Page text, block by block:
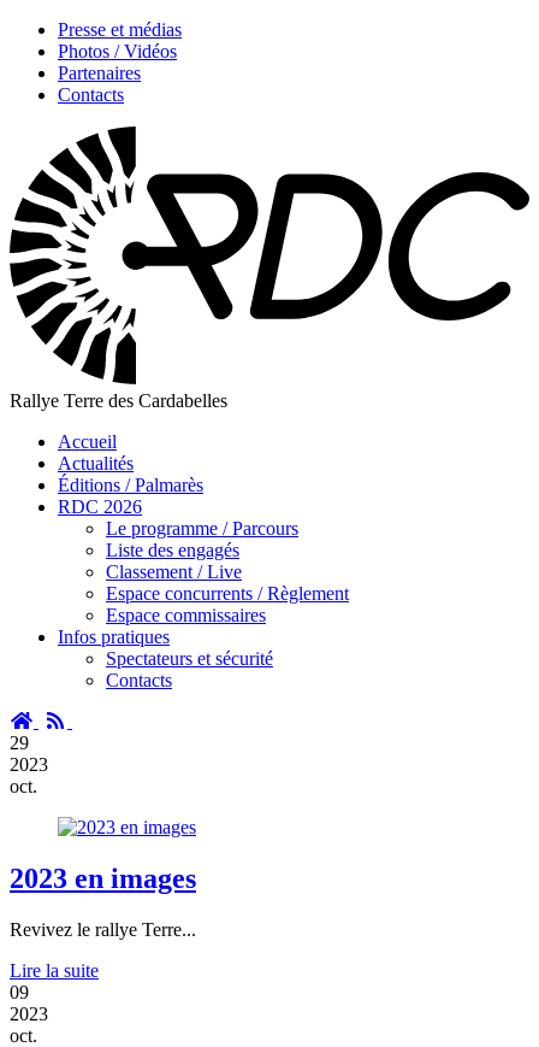
Presse et médias
Photos / Vidéos
Partenaires
Contacts
Rallye Terre des Cardabelles
Accueil
Actualités
Éditions / Palmarès
RDC 2026
Le programme / Parcours
Liste des engagés
Classement / Live
Espace concurrents / Règlement
Espace commissaires
Infos pratiques
Spectateurs et sécurité
Contacts
Accueil
29
2023
oct.
2023 en images
Revivez le rallye Terre...
Lire la suite
09
2023
oct.